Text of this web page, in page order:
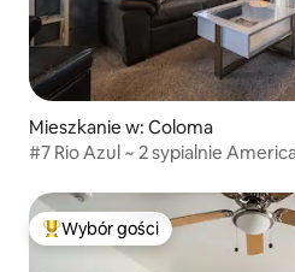
Mieszkanie w: Coloma
#7 Rio Azul ~ 2 sypialnie
Najpopularniejsze z kategorii
Wybór gości